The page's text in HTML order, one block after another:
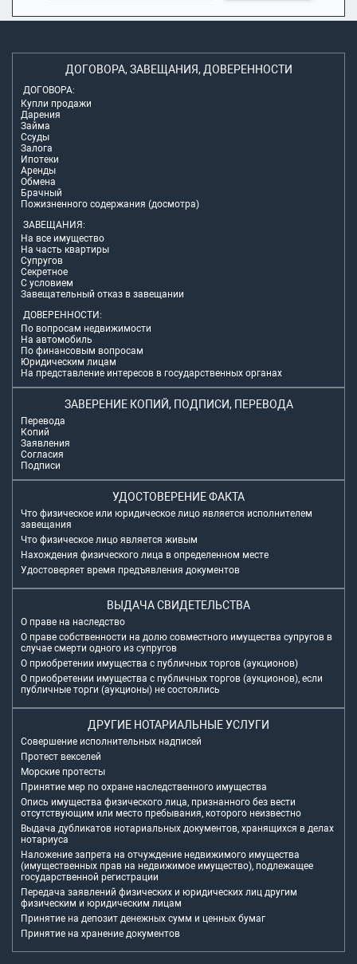
ДОГОВОРА, ЗАВЕЩАНИЯ, ДОВЕРЕННОСТИ
ДОГОВОРА:
Купли продажи
Дарения
Займа
Ссуды
Залога
Ипотеки
Аренды
Обмена
Брачный
Пожизненного содержания (досмотра)
ЗАВЕЩАНИЯ:
На все имущество
На часть квартиры
Супругов
Секретное
С условием
Завещательный отказ в завещании
ДОВЕРЕННОСТИ:
По вопросам недвижимости
На автомобиль
По финансовым вопросам
Юридическим лицам
На представление интересов в государственных органах
ЗАВЕРЕНИЕ КОПИЙ, ПОДПИСИ, ПЕРЕВОДА
Перевода
Копий
Заявления
Согласия
Подписи
УДОСТОВЕРЕНИЕ ФАКТА
Что физическое или юридическое лицо является исполнителем
завещания
Что физическое лицо является живым
Нахождения физического лица в определенном месте
Удостоверяет время предъявления документов
ВЫДАЧА СВИДЕТЕЛЬСТВА
О праве на наследство
О праве собственности на долю совместного имущества супругов в
случае смерти одного из супругов
О приобретении имущества с публичных торгов (аукционов)
О приобретении имущества с публичных торгов (аукционов), если
публичные торги (аукционы) не состоялись
ДРУГИЕ НОТАРИАЛЬНЫЕ УСЛУГИ
Совершение исполнительных надписей
Протест векселей
Морские протесты
Принятие мер по охране наследственного имущества
Опись имущества физического лица, признанного без вести
отсутствующим или место пребывания, которого неизвестно
Выдача дубликатов нотариальных документов, хранящихся в делах
нотариуса
Наложение запрета на отчуждение недвижимого имущества
(имущественных прав на недвижимое имущество), подлежащее
государственной регистрации
Передача заявлений физических и юридических лиц другим
физическим и юридическим лицам
Принятие на депозит денежных сумм и ценных бумаг
Принятие на хранение документов